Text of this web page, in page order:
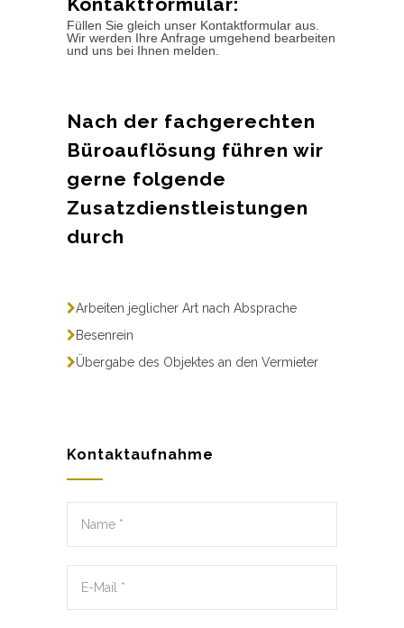
Füllen Sie gleich unser Kontaktformular aus.
Wir werden Ihre Anfrage umgehend bearbeiten
und uns bei Ihnen melden.
Nach der fachgerechten
Büroauflösung führen wir
gerne folgende
Zusatzdienstleistungen
durch
Arbeiten jeglicher Art nach Absprache
Besenrein
Übergabe des Objektes an den Vermieter
Kontaktaufnahme